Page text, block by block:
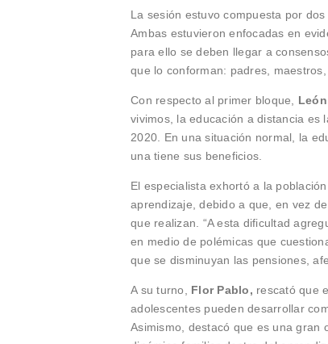
La sesión estuvo compuesta por dos
Ambas estuvieron enfocadas en
para ello se deben llegar a
que lo conforman: padres,
Con respecto al primer bloque,
vivimos, la educación a distancia es
2020. En una situación normal, la
una tiene sus beneficios.
El especialista exhortó a la
aprendizaje, debido a que, en vez
que realizan. “A esta dificultad
en medio de polémicas que
que se disminuyan las pensiones,
A su turno, Flor Pablo, rescató que
adolescentes pueden desarrollar
Asimismo, destacó que es una gran